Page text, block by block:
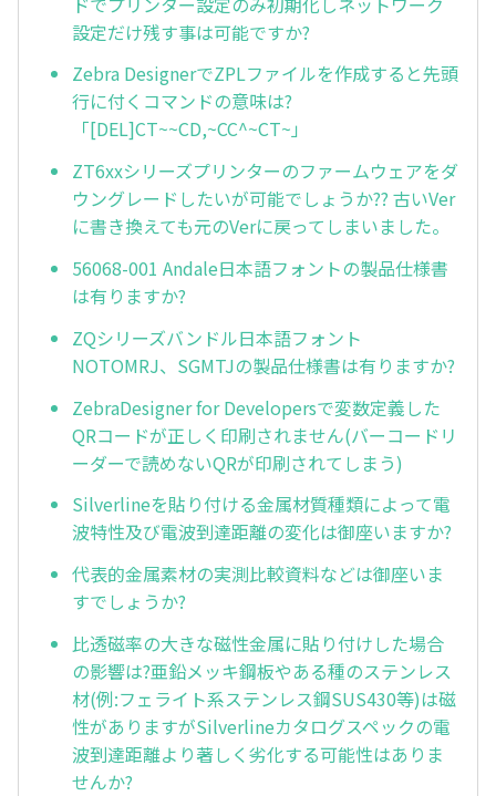
設定だけ残す事は可能ですか?
Zebra DesignerでZPLファイルを作成すると先頭
行に付くコマンドの意味は?
「[DEL]CT~~CD,~CC^~CT~」
ZT6xxシリーズプリンターのファームウェアをダ
ウングレードしたいが可能でしょうか?? 古いVer
に書き換えても元のVerに戻ってしまいました。
56068-001 Andale日本語フォントの製品仕様書
は有りますか?
ZQシリーズバンドル日本語フォント
NOTOMRJ、SGMTJの製品仕様書は有りますか?
ZebraDesigner for Developersで変数定義した
QRコードが正しく印刷されません(バーコードリ
ーダーで読めないQRが印刷されてしまう)
Silverlineを貼り付ける金属材質種類によって電
波特性及び電波到達距離の変化は御座いますか?
代表的金属素材の実測比較資料などは御座いま
すでしょうか?
比透磁率の大きな磁性金属に貼り付けした場合
の影響は?亜鉛メッキ鋼板やある種のステンレス
材(例:フェライト系ステンレス鋼SUS430等)は磁
性がありますがSilverlineカタログスペックの電
波到達距離より著しく劣化する可能性はありま
せんか?